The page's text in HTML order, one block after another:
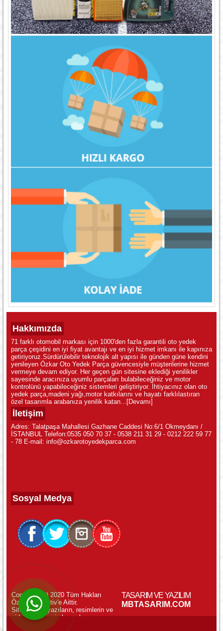
WhatsApp ile Online Destek!
Hakkımızda
71 farklı otomobil markası için 1000'den fazla garantili oto yedek
parça çeşidini en iyi fiyat avantajı ve en iyi hizmet imkanı ile kapınıza
getiriyoruz.Sürdürülebilir teknolojik alt yapısı ile günden güne kendini
yenileyen Özkar Oto Yedek Parça güvencesiyle müşterilerine hizmet
vermeye devam ediyor. Her geçen gün sitesine eklediği yenilikler
sayesinde aracınıza uyumlu parçaları bulabileceğiniz ve motor
kontrolünü yapabileceğiniz sistemleri geliştiriyor. İhtiyacınız olan oto
yedek parça,madeni yağı,motor katkılarını ve hayatı farklılastıran
özel tasarımla arabanıza yenilik katan... [Devamı]
İletişim
Adres: Talatpaşa Mahallesi Gazhane Caddesi No:6/1 Okmeydanı /
İSTANBUL Telefon:0535 050 70 37 - 0538 211 31 29 - 0212 222 59 77
- 78 E-mail: info@ozkarotoyedekparca.com
Sosyal Medya
Copyright (c) 2020 Tüm Hakları
Özkar Otomotiv'e Aittir.
Sitemizdeki yazıların, resimlerin ve
videoların izinsiz kopyalanması
yasaktır.
TASARIM VE YAZILIM
MBTASARIM.COM